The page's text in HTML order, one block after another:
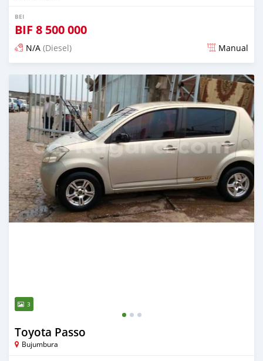
BEI
BIF 8 500 000
N/A (Diesel) Manual
Ilitangazwa karibia miaka 6 iliopita
3
Toyota Passo
Bujumbura